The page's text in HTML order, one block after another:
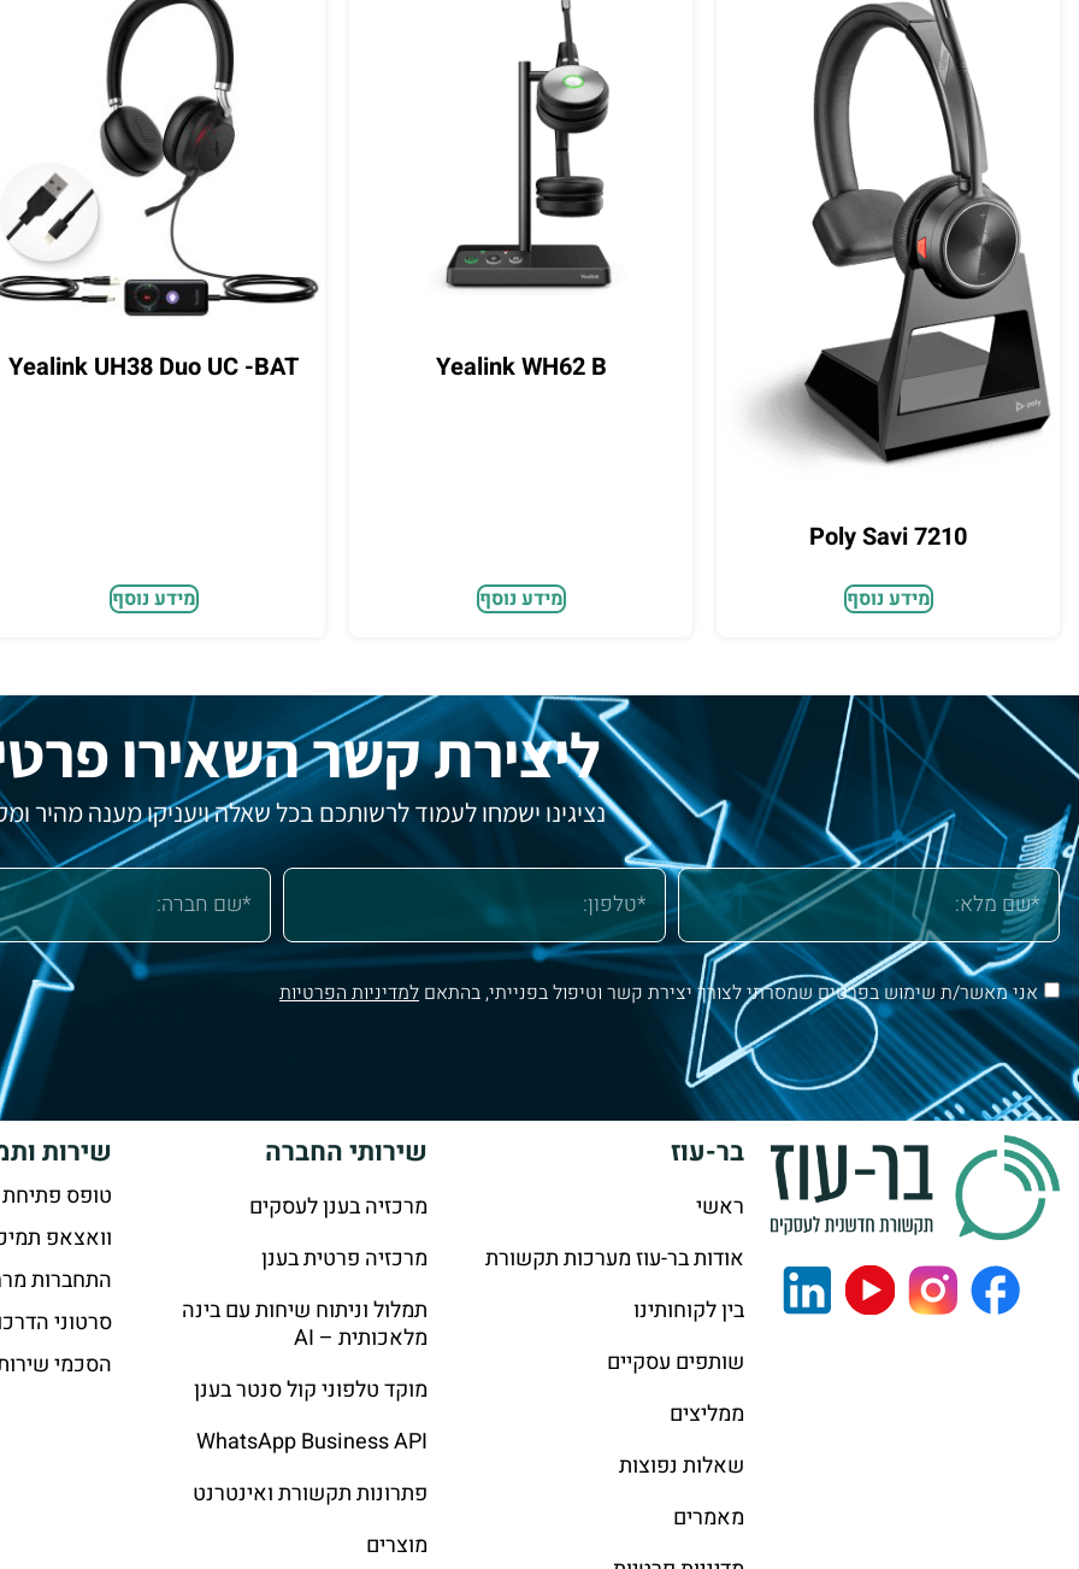
Poly Savi 7210
מידע נוסף
Yealink WH62 B
מידע נוסף
Yealink UH38 Duo UC -BAT
מידע נוסף
ליצירת קשר השאירו
נציגינו ישמחו לעמוד לרשותכם בכל שאלה ויעניקו מענה מהיר
אני מאשר/ת שימוש בפרטים שמסרתי לצורך יצירת קשר וטיפול בפנייתי, בהתאם למדיניות הפרטיות
בר-עוז
ראשי
אודות בר-עוז מערכות תקשורת
בין לקוחותינו
שותפים עסקיים
ממליצים
שאלות נפוצות
מאמרים
שירותי החברה
מרכזיה בענן לעסקים
מרכזיה פרטית בענן
תמלול וניתוח שיחות עם בינה
מלאכותית – AI
מוקד טלפוני קול סנטר בענן
WhatsApp Business API
פתרונות תקשורת ואינטרנט
מוצרים
שירות
טופס
וואצאפ
התחברות
סרטוני
הסכמי